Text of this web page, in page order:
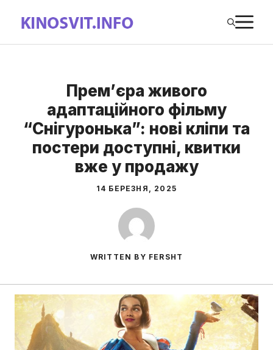
вмісту
Прем’єра живого
адаптаційного фільму
“Снігуронька”: нові кліпи та
постери доступні, квитки
вже у продажу
14 БЕРЕЗНЯ, 2025
WRITTEN BY FERSHT